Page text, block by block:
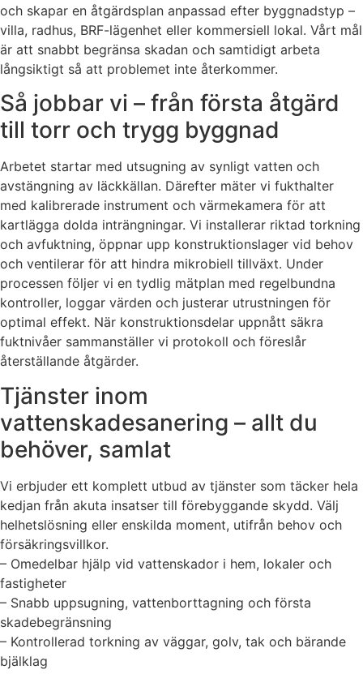
och skapar en åtgärdsplan anpassad efter byggnadstyp –
villa, radhus, BRF-lägenhet eller kommersiell lokal. Vårt mål
är att snabbt begränsa skadan och samtidigt arbeta
långsiktigt så att problemet inte återkommer.
Så jobbar vi – från första åtgärd
till torr och trygg byggnad
Arbetet startar med utsugning av synligt vatten och
avstängning av läckkällan. Därefter mäter vi fukthalter
med kalibrerade instrument och värmekamera för att
kartlägga dolda inträngningar. Vi installerar riktad torkning
och avfuktning, öppnar upp konstruktionslager vid behov
och ventilerar för att hindra mikrobiell tillväxt. Under
processen följer vi en tydlig mätplan med regelbundna
kontroller, loggar värden och justerar utrustningen för
optimal effekt. När konstruktionsdelar uppnått säkra
fuktnivåer sammanställer vi protokoll och föreslår
återställande åtgärder.
Tjänster inom
vattenskadesanering – allt du
behöver, samlat
Vi erbjuder ett komplett utbud av tjänster som täcker hela
kedjan från akuta insatser till förebyggande skydd. Välj
helhetslösning eller enskilda moment, utifrån behov och
försäkringsvillkor.
– Omedelbar hjälp vid vattenskador i hem, lokaler och
fastigheter
– Snabb uppsugning, vattenborttagning och första
skadebegränsning
– Kontrollerad torkning av väggar, golv, tak och bärande
bjälklag